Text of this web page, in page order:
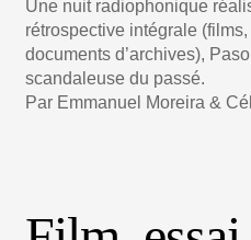
Une nuit radiophonique
rétrospective intégrale
documents d’archives),
scandaleuse du passé.
Par Emmanuel Moreira &